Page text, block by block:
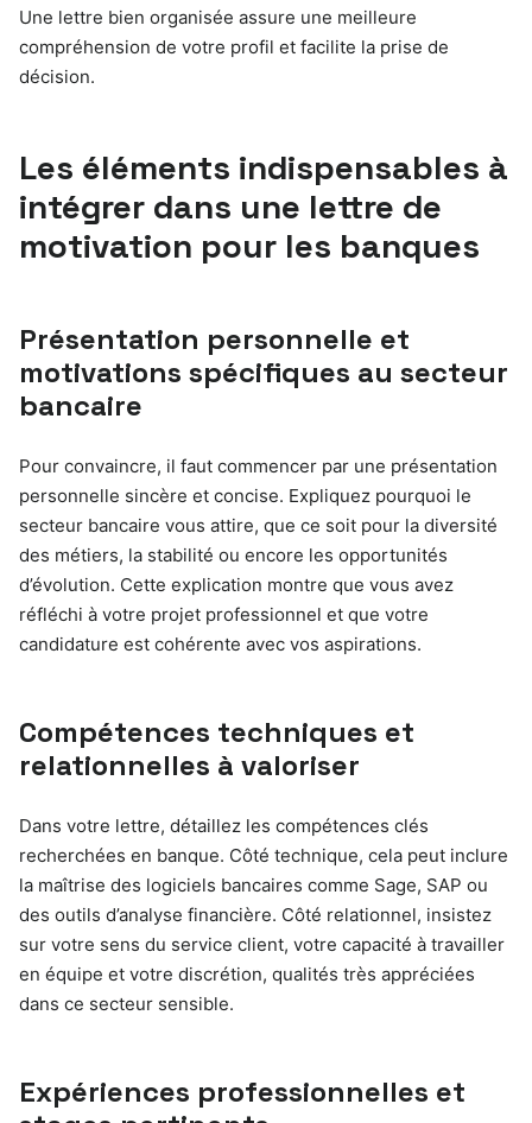
Une lettre bien organisée assure une meilleure
compréhension de votre profil et facilite la prise de
décision.
Les éléments indispensables à
intégrer dans une lettre de
motivation pour les banques
Présentation personnelle et
motivations spécifiques au secteur
bancaire
Pour convaincre, il faut commencer par une présentation
personnelle sincère et concise. Expliquez pourquoi le
secteur bancaire vous attire, que ce soit pour la diversité
des métiers, la stabilité ou encore les opportunités
d’évolution. Cette explication montre que vous avez
réfléchi à votre projet professionnel et que votre
candidature est cohérente avec vos aspirations.
Compétences techniques et
relationnelles à valoriser
Dans votre lettre, détaillez les compétences clés
recherchées en banque. Côté technique, cela peut inclure
la maîtrise des logiciels bancaires comme Sage, SAP ou
des outils d’analyse financière. Côté relationnel, insistez
sur votre sens du service client, votre capacité à travailler
en équipe et votre discrétion, qualités très appréciées
dans ce secteur sensible.
Expériences professionnelles et